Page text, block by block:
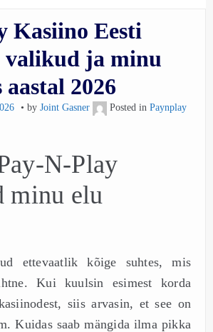
Kasiino Eesti
valikud ja minu
aastal 2026
by Joint Gasner Posted in Paynplay
N-Play
minu elu
ettevaatlik kõige suhtes, mis
Kui kuulsin esimest korda
siis arvasin, et see on
Kuidas saab mängida ilma pikka